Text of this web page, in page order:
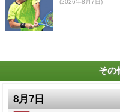
(2026年8月7日)
その
8月7日